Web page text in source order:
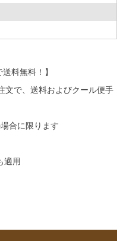
料無料！】
文で、送料およびクール便手
合に限ります
適用